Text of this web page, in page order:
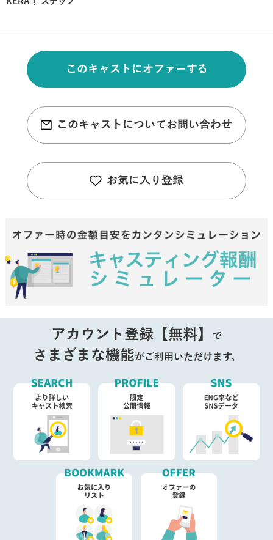
このキャストにオファーする
このキャストについてお問い合わせ
お気に入り登録
アカウント登録【無料】 で
さまざまな機能がご利用いただけます。